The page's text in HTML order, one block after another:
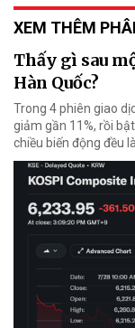
XEM THÊM
Thấy gì sau
Hàn Quốc?
Trong 4 phiên giao
giảm gần 11%, rồi
chiều biến động đều